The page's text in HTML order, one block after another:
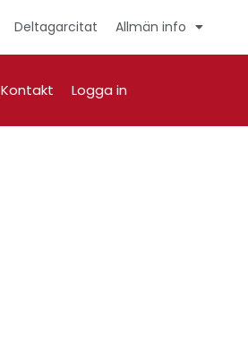
Deltagarcitat Allmän info
Kontakt Logga in